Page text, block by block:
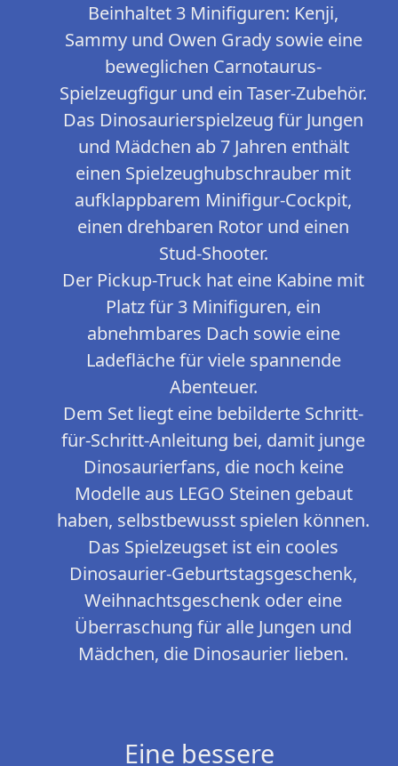
Beinhaltet 3 Minifiguren: Kenji,
Sammy und Owen Grady sowie eine
beweglichen Carnotaurus-
Spielzeugfigur und ein Taser-Zubehör.
Das Dinosaurierspielzeug für Jungen
und Mädchen ab 7 Jahren enthält
einen Spielzeughubschrauber mit
aufklappbarem Minifigur-Cockpit,
einen drehbaren Rotor und einen
Stud-Shooter.
Der Pickup-Truck hat eine Kabine mit
Platz für 3 Minifiguren, ein
abnehmbares Dach sowie eine
Ladefläche für viele spannende
Abenteuer.
Dem Set liegt eine bebilderte Schritt-
für-Schritt-Anleitung bei, damit junge
Dinosaurierfans, die noch keine
Modelle aus LEGO Steinen gebaut
haben, selbstbewusst spielen können.
Das Spielzeugset ist ein cooles
Dinosaurier-Geburtstagsgeschenk,
Weihnachtsgeschenk oder eine
Überraschung für alle Jungen und
Mädchen, die Dinosaurier lieben.
Eine bessere